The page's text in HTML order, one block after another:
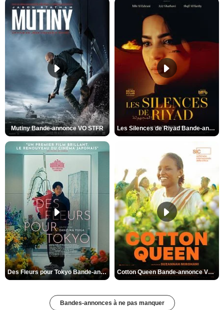
Mutiny Bande-annonce VO STFR Les Silences de Riyad Bande-annonce VO STFR
Des Fleurs pour Tokyo Bande-annonce VO STFR Cotton Queen Bande-annonce VO STFR
Bandes-annonces à ne pas manquer